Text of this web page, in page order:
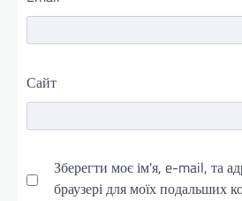
Сайт
Зберегти моє ім'я, e-mail, та
браузері для моїх подальших